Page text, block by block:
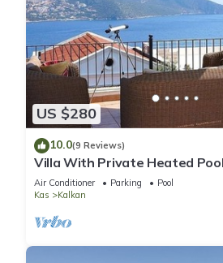
US $280
10.0(9 Reviews)
Villa With Private Heated
And Sea Views
Air Conditioner Parking
Pool
Kas
Kalkan